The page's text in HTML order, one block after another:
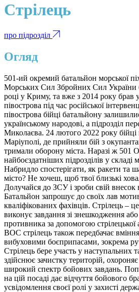
Стрілець
про підрозділ
Огляд
501-ий окремий батальйон морської
Морських Сил Збройних Сил України
році у Криму, та вже з 2014 року брав
півострова під час російської
півострова бійці батальйону
українському народові, а підрозділ
Миколаєва. 24 лютого 2022 року бійці
Маріуполі, де прийняли бій з
тримали оборону міста. Наразі ж 501
найбоєздатніших підрозділів у складі
Набридло спостерігати, як ракети та
місто? Не хочеш, щоб твої близькі
Долучайся до ЗСУ і зроби свій внесок
Батальйон запрошує до своїх лав
кваліфікованих фахівців. Стрілець –
виконує завдання зі знешкодження
противника за допомогою стрілецької
ВОС стрілець також передбачає
вибуховими боєприпасами, зокрема
Стрілець бере участь у наступальних
здійснює зачистку територій,
широкий спектр бойових завдань.
на цій посаді дає відчуття бойового
усвідомлення своєї ролі у захисті